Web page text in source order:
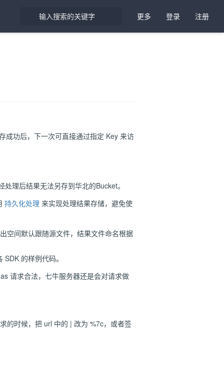
更多 登录 注册
成功后，下一次可直接通过指定 Key 来访
理后结果无法另存到华北的Bucket。
持久化处理 来实现处理结果存储，避免使
空间默认跟随源文件，结果文件命名根据
的样例代码。
请求合法，七牛服务器还是会对请求做
的时候，把 url 中的 | 改为 %7c，或者签